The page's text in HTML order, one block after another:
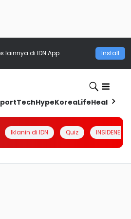
lainnya di IDN App Install
TechHypeKoreaLifeHealth
Iklanin di IDN Quiz INSIDENESIA